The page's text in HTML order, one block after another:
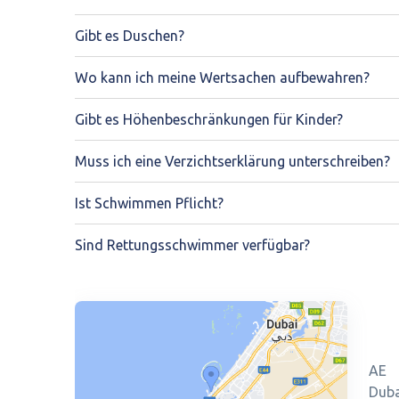
Gibt es Duschen?
Wo kann ich meine Wertsachen aufbewahren?
Gibt es Höhenbeschränkungen für Kinder?
Muss ich eine Verzichtserklärung unterschreiben?
Ist Schwimmen Pflicht?
Sind Rettungsschwimmer verfügbar?
AE